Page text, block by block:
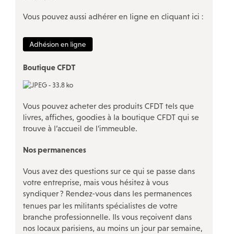
Discriminations
La CFDT à la CPAM Paris
Conseil des générations futures
QUI FAIT QUOI
L’inspection du travail
Notre réseau social
Vous pouvez aussi adhérer en ligne en cliquant ici :
Adhésion en ligne
Boutique CFDT
Vous pouvez acheter des produits CFDT tels que
livres, affiches, goodies à la boutique CFDT qui se
trouve à l’accueil de l’immeuble.
Nos permanences
Vous avez des questions sur ce qui se passe dans
votre entreprise, mais vous hésitez à vous
syndiquer? Rendez-vous dans les permanences
tenues par les militants spécialistes de votre
branche professionnelle. Ils vous reçoivent dans
nos locaux parisiens, au moins un jour par semaine,